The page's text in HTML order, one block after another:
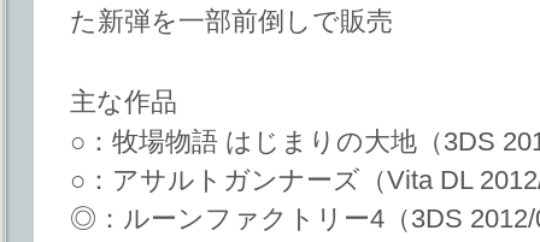
た新弾を一部前倒しで販売
主な作品
○：牧場物語 はじまりの大地（3DS
○：アサルトガンナーズ（Vita DL
◎：ルーンファクトリー4（3DS 2012/